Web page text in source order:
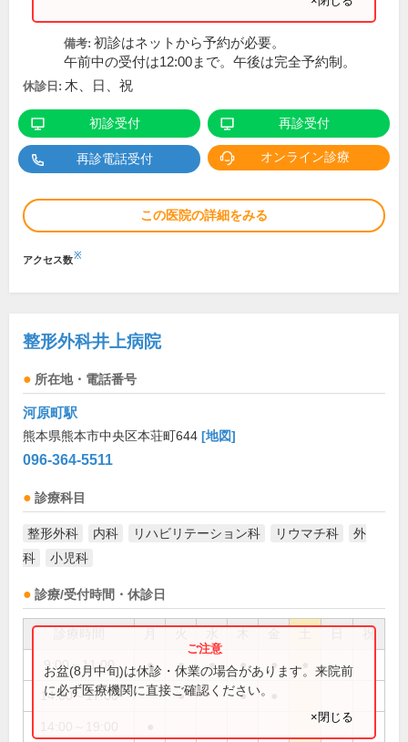
備考: 初診はネットから予約が必要。
午前中の受付は12:00まで。午後は完全予約制。
休診日: 木、日、祝
初診受付 再診受付
再診電話受付 オンライン診療
この医院の詳細をみる
アクセス数※
整形外科井上病院
所在地・電話番号
河原町駅
熊本県熊本市中央区本荘町644 [地図]
096-364-5511
診療科目
整形外科 内科 リハビリテーション科 リウマチ科
外
科
小児科
診療/受付時間・休診日
祝
9:00～11:00 ● ● ● ● ●
14:00～17:00 ● ●
お盆(8月中旬)は休診・休業の場合があります。来院前
に必ず医療機関に直接ご確認ください。
×閉じる